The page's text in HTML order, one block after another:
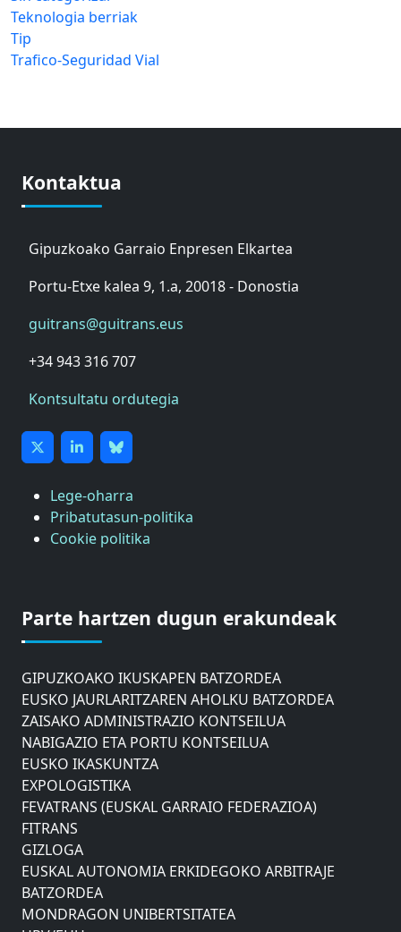
Teknologia berriak
Tip
Trafico-Seguridad Vial
Kontaktua
Gipuzkoako Garraio Enpresen Elkartea
Portu-Etxe kalea 9, 1.a, 20018 - Donostia
guitrans@guitrans.eus
+34 943 316 707
Kontsultatu ordutegia
Lege-oharra
Pribatutasun-politika
Cookie politika
Parte hartzen dugun erakundeak
GIPUZKOAKO MERKATARITZA GANBERA
DONOSTIAKO UDALEKO MUGIKORTASUNERAKO
GIPUZKOAKO IKUSKAPEN BATZORDEA
EUSKO JAURLARITZAREN AHOLKU BATZORDEA
ZAISAKO ADMINISTRAZIO KONTSEILUA
NABIGAZIO ETA PORTU KONTSEILUA
EUSKO IKASKUNTZA
EXPOLOGISTIKA
FEVATRANS (EUSKAL GARRAIO FEDERAZIOA)
FITRANS
GIZLOGA
EUSKAL AUTONOMIA ERKIDEGOKO ARBITRAJE
BATZORDEA
MONDRAGON UNIBERTSITATEA